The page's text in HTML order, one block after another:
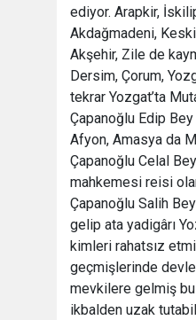
ediyor. Arapkir,
Akdağmadeni,
Akşehir, Zile de
Dersim, Çorum,
tekrar Yozgat’ta
Çapanoğlu Edip
Afyon, Amasya da
Çapanoğlu Celal
mahkemesi reisi
Çapanoğlu Salih
gelip ata yadigârı
kimleri rahatsız
geçmişlerinde
mevkilere gelmiş
ikbalden uzak